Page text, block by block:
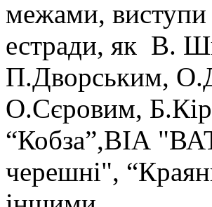
межами, виступи
естради, як В.
П.Дворським,
О.Сєровим,
“Кобза”,ВІА
черешні",